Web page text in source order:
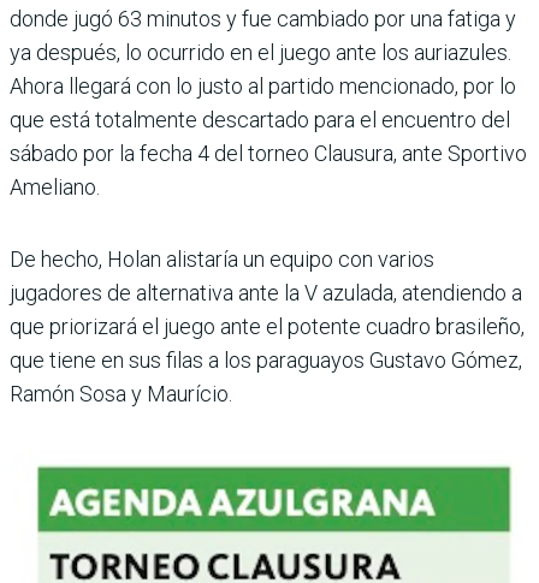
donde jugó 63 minutos y fue cambiado por una fatiga y
ya después, lo ocurrido en el juego ante los auriazules.
Ahora lle­gará con lo justo al partido mencionado, por lo
que está totalmente descartado para el encuentro del
sábado por la fecha 4 del torneo Clausura, ante Sportivo
Ameliano.
De hecho, Holan alistaría un equipo con varios
jugadores de alternativa ante la V azu­lada, atendiendo a
que priori­zará el juego ante el potente cuadro brasileño,
que tiene en sus filas a los paraguayos Gustavo Gómez,
Ramón Sosa y Maurício.